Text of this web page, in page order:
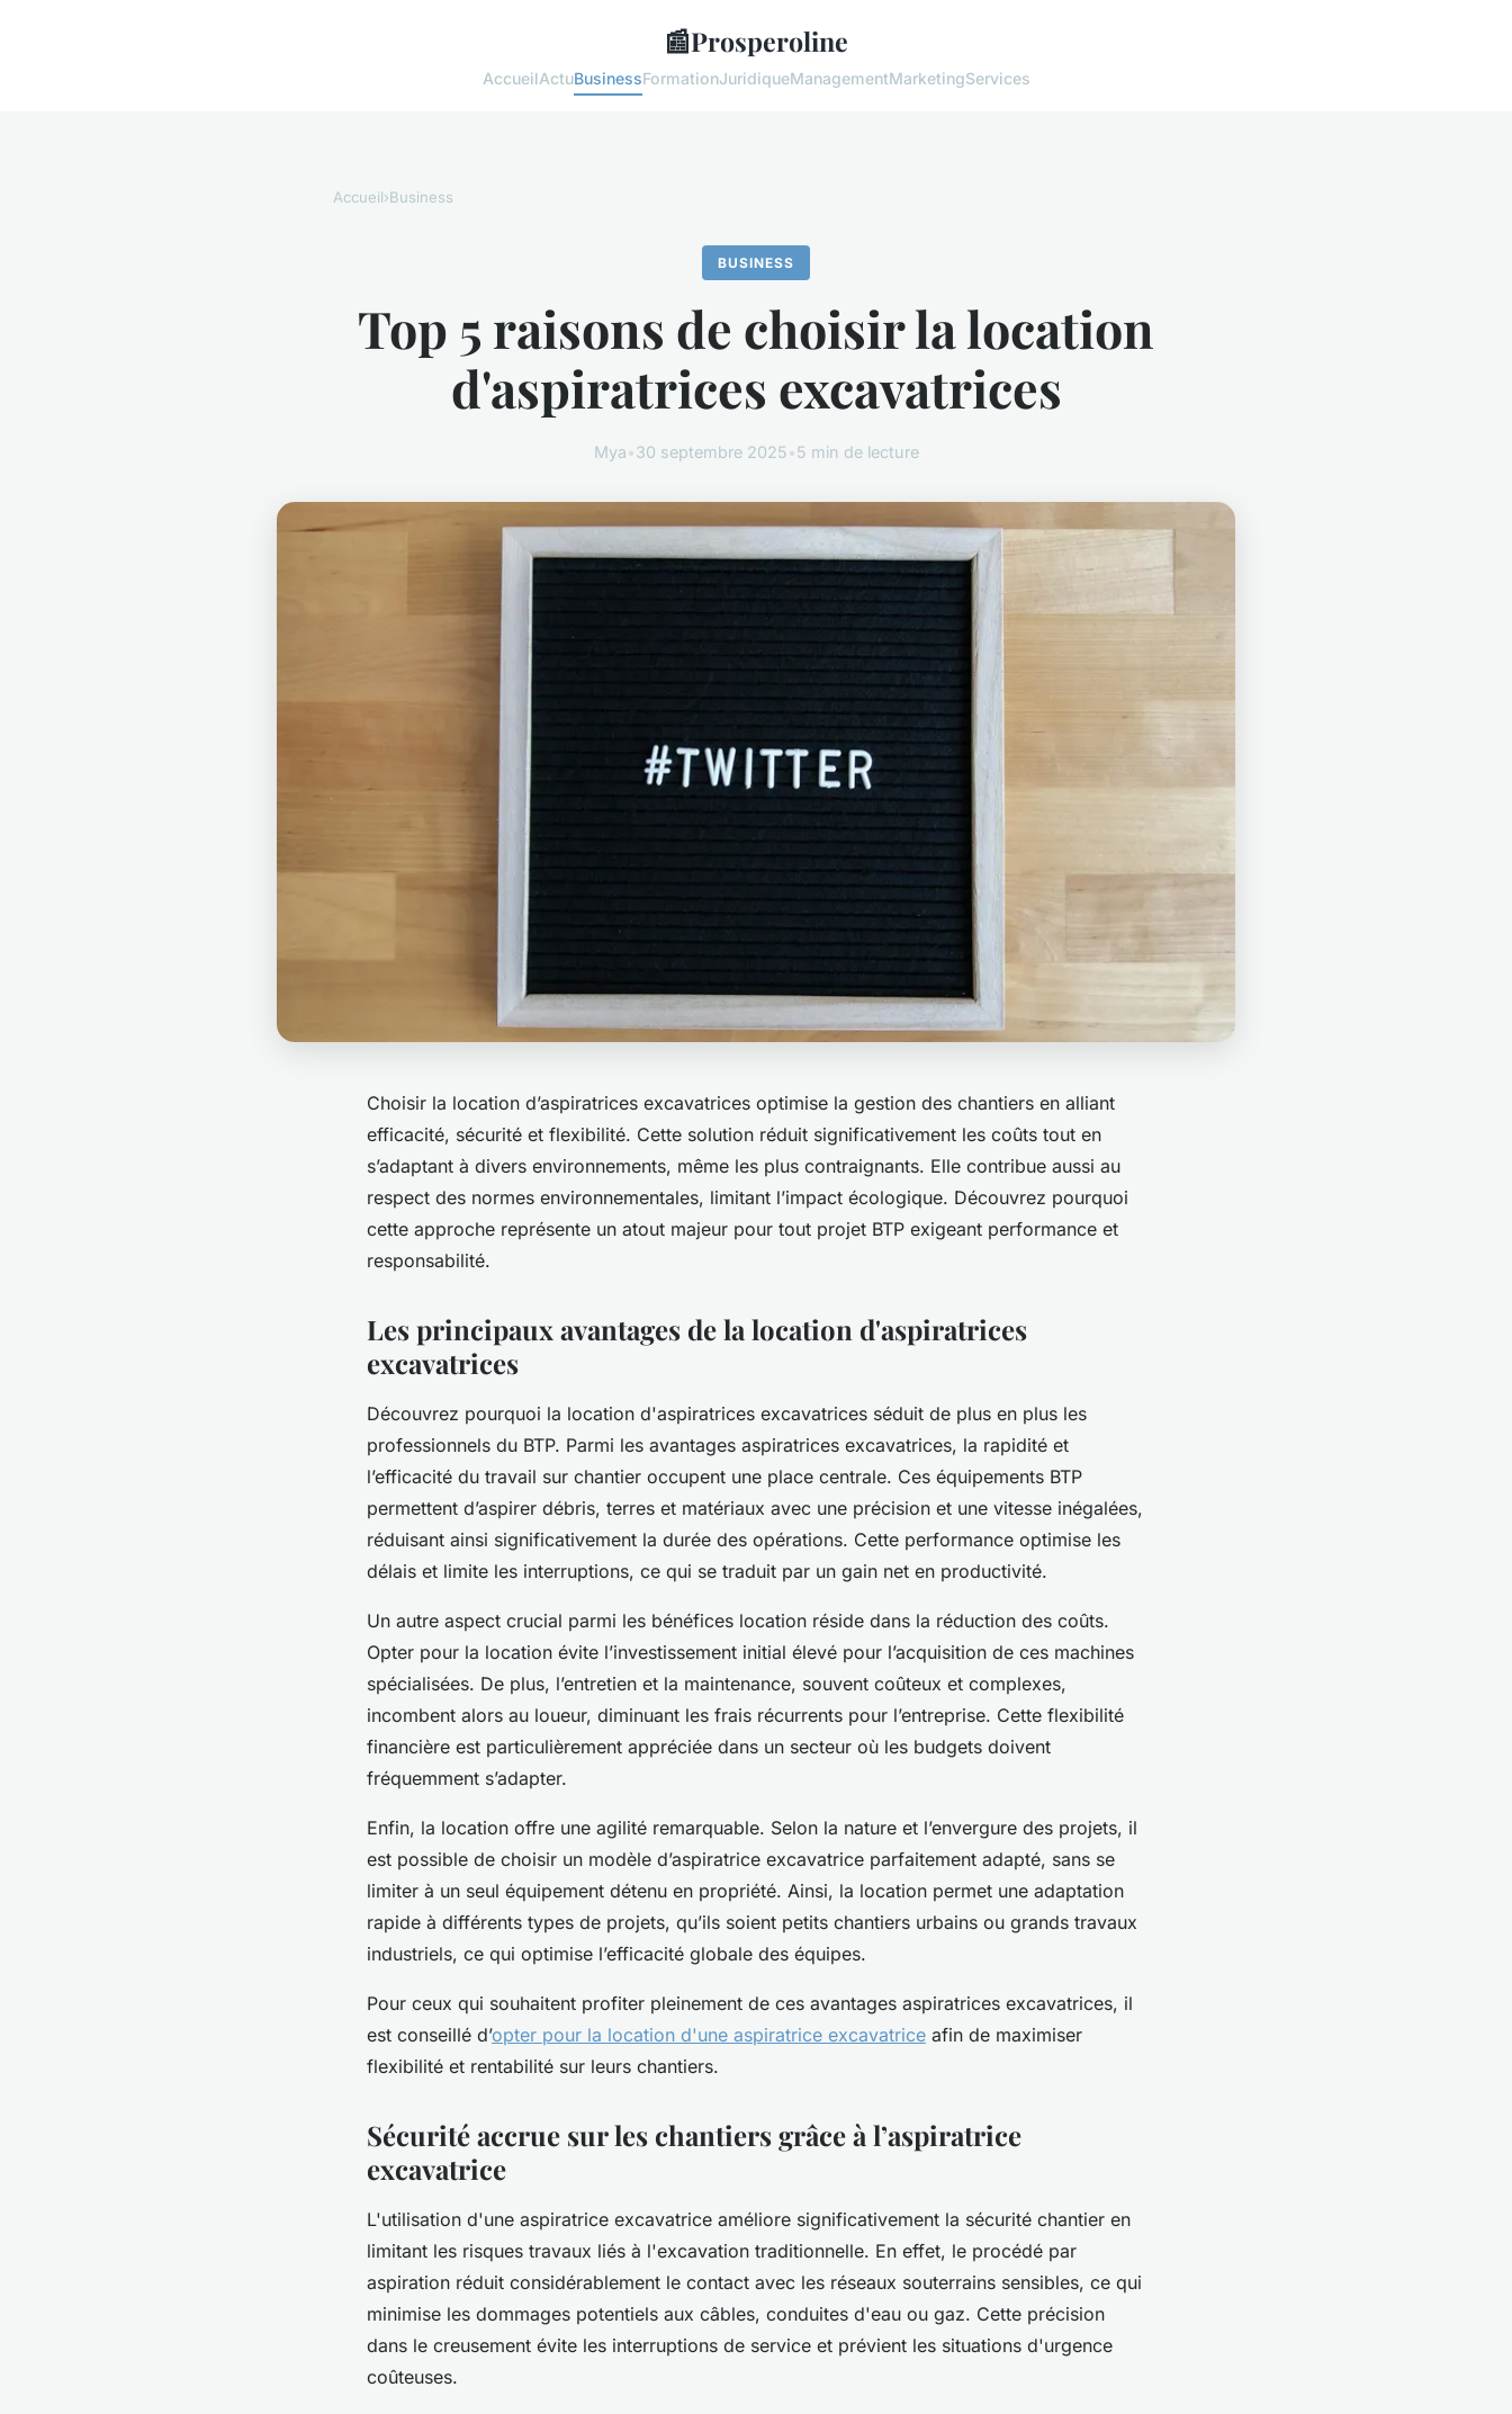
📰Prosperoline
AccueilActuBusinessFormationJuridiqueManagementMarketingServices
Accueil›Business
BUSINESS
Top 5 raisons de choisir la location
d'aspiratrices excavatrices
Mya•30 septembre 2025•5 min de lecture
Choisir la location d’aspiratrices excavatrices optimise la gestion des chantiers en alliant
efficacité, sécurité et flexibilité. Cette solution réduit significativement les coûts tout en
s’adaptant à divers environnements, même les plus contraignants. Elle contribue aussi au
respect des normes environnementales, limitant l’impact écologique. Découvrez pourquoi
cette approche représente un atout majeur pour tout projet BTP exigeant performance et
responsabilité.
Les principaux avantages de la location d'aspiratrices
excavatrices
Découvrez pourquoi la location d'aspiratrices excavatrices séduit de plus en plus les
professionnels du BTP. Parmi les avantages aspiratrices excavatrices, la rapidité et
l’efficacité du travail sur chantier occupent une place centrale. Ces équipements BTP
permettent d’aspirer débris, terres et matériaux avec une précision et une vitesse inégalées,
réduisant ainsi significativement la durée des opérations. Cette performance optimise les
délais et limite les interruptions, ce qui se traduit par un gain net en productivité.
Un autre aspect crucial parmi les bénéfices location réside dans la réduction des coûts.
Opter pour la location évite l’investissement initial élevé pour l’acquisition de ces machines
spécialisées. De plus, l’entretien et la maintenance, souvent coûteux et complexes,
incombent alors au loueur, diminuant les frais récurrents pour l’entreprise. Cette flexibilité
financière est particulièrement appréciée dans un secteur où les budgets doivent
fréquemment s’adapter.
Enfin, la location offre une agilité remarquable. Selon la nature et l’envergure des projets, il
est possible de choisir un modèle d’aspiratrice excavatrice parfaitement adapté, sans se
limiter à un seul équipement détenu en propriété. Ainsi, la location permet une adaptation
rapide à différents types de projets, qu’ils soient petits chantiers urbains ou grands travaux
industriels, ce qui optimise l’efficacité globale des équipes.
Pour ceux qui souhaitent profiter pleinement de ces avantages aspiratrices excavatrices, il
est conseillé d’opter pour la location d'une aspiratrice excavatrice afin de maximiser
flexibilité et rentabilité sur leurs chantiers.
Sécurité accrue sur les chantiers grâce à l’aspiratrice
excavatrice
L'utilisation d'une aspiratrice excavatrice améliore significativement la sécurité chantier en
limitant les risques travaux liés à l'excavation traditionnelle. En effet, le procédé par
aspiration réduit considérablement le contact avec les réseaux souterrains sensibles, ce qui
minimise les dommages potentiels aux câbles, conduites d'eau ou gaz. Cette précision
dans le creusement évite les interruptions de service et prévient les situations d'urgence
coûteuses.